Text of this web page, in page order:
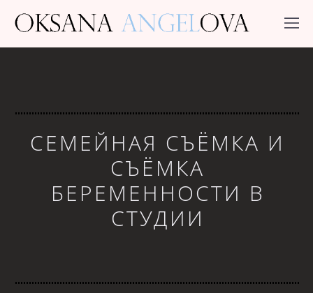
СЕМЕЙНАЯ СЪЁМКА И
СЪЁМКА
БЕРЕМЕННОСТИ В
СТУДИИ